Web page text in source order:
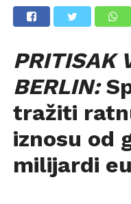
PRITISAK
BERLIN:
tražiti
iznosu od
milijardi